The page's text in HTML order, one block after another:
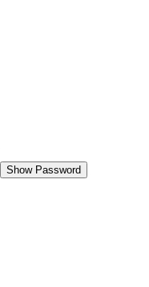
Show Password